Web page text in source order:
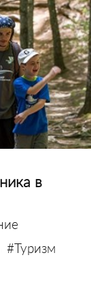
в
#Туризм